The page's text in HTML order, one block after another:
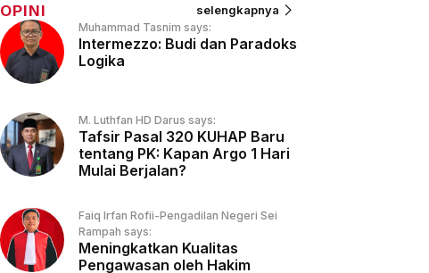
OPINI selengkapnya
Muhammad Tasnim says:
Intermezzo: Budi dan Paradoks
Logika
M. Luthfan HD Darus says:
Tafsir Pasal 320 KUHAP Baru
tentang PK: Kapan Argo 1 Hari
Mulai Berjalan?
Faiq Irfan Rofii-Pengadilan Negeri Sei
Rampah says:
Meningkatkan Kualitas
Pengawasan oleh Hakim